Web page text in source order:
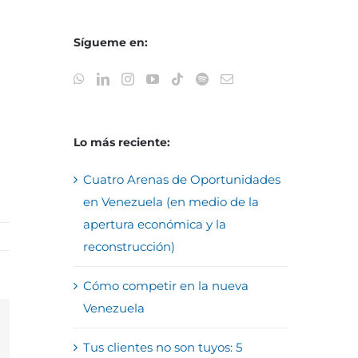
Sígueme en:
Lo más reciente:
Cuatro Arenas de Oportunidades
en Venezuela (en medio de la
apertura económica y la
reconstrucción)
Cómo competir en la nueva
Venezuela
Tus clientes no son tuyos: 5